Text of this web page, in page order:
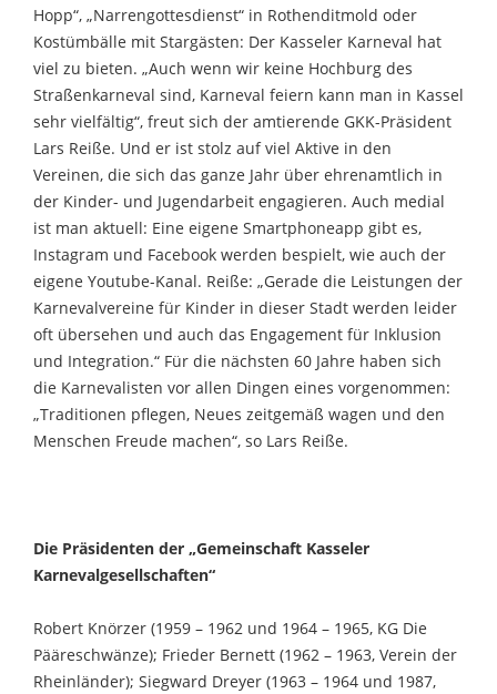
Hopp“, „Narrengottesdienst“ in Rothenditmold oder
Kostümbälle mit Stargästen: Der Kasseler Karneval hat
viel zu bieten. „Auch wenn wir keine Hochburg des
Straßenkarneval sind, Karneval feiern kann man in Kassel
sehr vielfältig“, freut sich der amtierende GKK-Präsident
Lars Reiße. Und er ist stolz auf viel Aktive in den
Vereinen, die sich das ganze Jahr über ehrenamtlich in
der Kinder- und Jugendarbeit engagieren. Auch medial
ist man aktuell: Eine eigene Smartphoneapp gibt es,
Instagram und Facebook werden bespielt, wie auch der
eigene Youtube-Kanal. Reiße: „Gerade die Leistungen der
Karnevalvereine für Kinder in dieser Stadt werden leider
oft übersehen und auch das Engagement für Inklusion
und Integration.“ Für die nächsten 60 Jahre haben sich
die Karnevalisten vor allen Dingen eines vorgenommen:
„Traditionen pflegen, Neues zeitgemäß wagen und den
Menschen Freude machen“, so Lars Reiße.
Die Präsidenten der „Gemeinschaft Kasseler
Karnevalgesellschaften“
Robert Knörzer (1959 – 1962 und 1964 – 1965, KG Die
Pääreschwänze); Frieder Bernett (1962 – 1963, Verein der
Rheinländer); Siegward Dreyer (1963 – 1964 und 1987,